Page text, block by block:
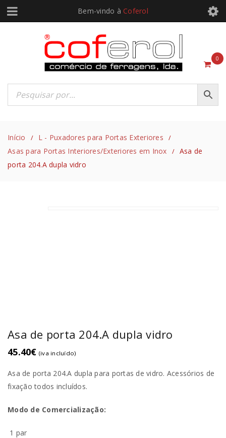
Bem-vindo à Coferol
0
Início / L - Puxadores para Portas Exteriores /
Asas para Portas Interiores/Exteriores em Inox /
Asa de
porta 204.A dupla vidro
Asa de porta 204.A dupla vidro
45.40€ (iva incluído)
Asa de porta 204.A dupla para portas de vidro. Acessórios de
fixação todos incluídos.
Modo de Comercialização:
1 par